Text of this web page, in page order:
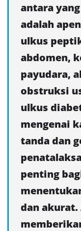
antara
adalah
ulkus
abdomen,
payudara,
obstruksi
ulkus
mengenai
tanda dan
penting
dan